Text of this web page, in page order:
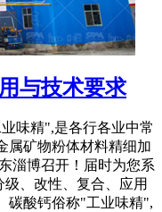
与技术要求
味精",是各行各业中常
属矿物粉体材料精细加
淄博召开！届时为您系
、改性、复合、应用
碳酸钙俗称"工业味精",